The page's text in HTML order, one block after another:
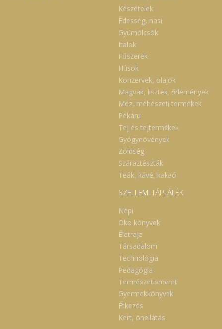
Készételek
Édesség, nasi
Gyümölcsök
Italok
Fűszerek
Húsok
Konzervek, olajok
Magvak, lisztek, őrlemények
Méz, méhészeti termékek
Pékáru
Tej és tejtermékek
Gyógynövények
Zöldség
Száraztészták
Teák, kávé, kakaó
SZELLEMI TÁPLÁLÉK
Népi
Öko könyvek
Életrajz
Társadalom
Technológia
Pedagógia
Természetismeret
Gyermekkönyvek
Étkezés
Kert, önellátás